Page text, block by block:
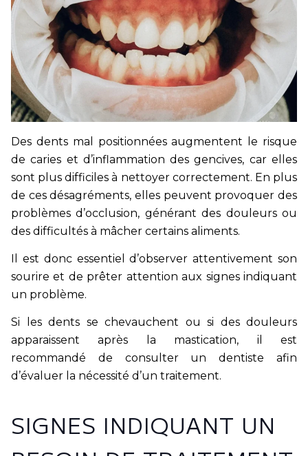
Des dents mal positionnées augmentent le risque
de caries et d’inflammation des gencives, car elles
sont plus difficiles à nettoyer correctement. En plus
de ces désagréments, elles peuvent provoquer des
problèmes d’occlusion, générant des douleurs ou
des difficultés à mâcher certains aliments.
Il est donc essentiel d’observer attentivement son
sourire et de prêter attention aux signes indiquant
un problème.
Si les dents se chevauchent ou si des douleurs
apparaissent après la mastication, il est
recommandé de consulter un dentiste afin
d’évaluer la nécessité d’un traitement.
SIGNES INDIQUANT UN